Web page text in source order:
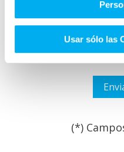
Usar sólo las
Quiero que GRUPO
servicios y productos que
necesidades y puedan ser
(*)